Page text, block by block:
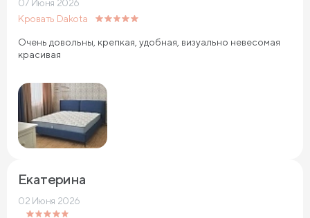
Кровать Dakota
07 Июня 2026
Очень довольны, крепкая, удобная, визуально невесомая
красивая
Екатерина
02 Июня 2026